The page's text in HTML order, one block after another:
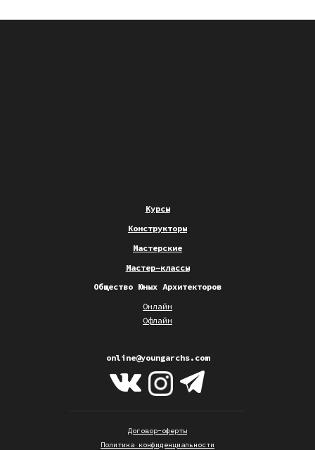
Курсы
Конструкторы
Общество Юных Архитекторов
Договор-оферты
Политика конфиденциальности
online@youngarchs.com
Мастерские
Офлайн
Онлайн
Мастер-классы